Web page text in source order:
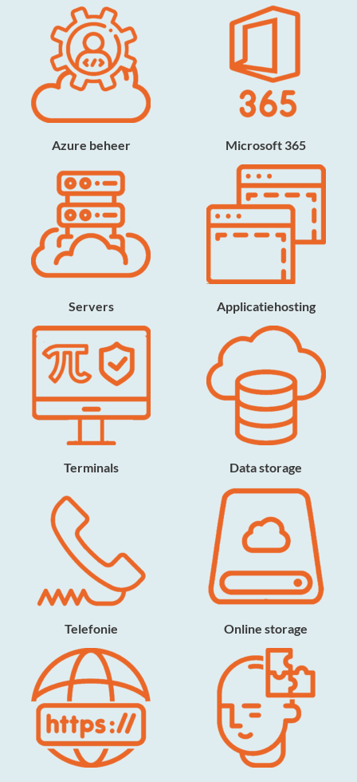
Azure beheer Microsoft 365
Servers Applicatiehosting
Terminals Data storage
Telefonie Online storage